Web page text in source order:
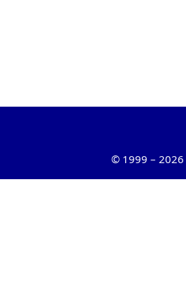
© 1999 – 2026